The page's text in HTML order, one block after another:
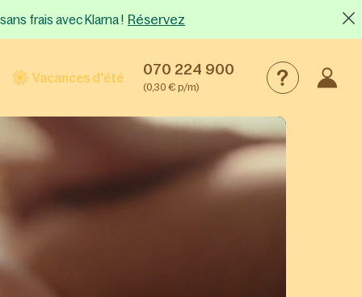
sans frais avec Klarna ! Réservez
Vacances d'été 070 224 900
(0,30 € p/m)